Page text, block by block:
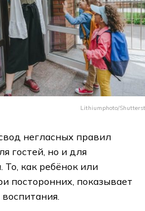
Lithiumphoto/
негласных правил
гостей, но и для
как ребёнок или
посторонних, показывает